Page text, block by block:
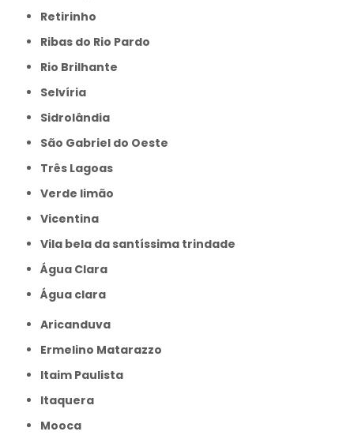
Retirinho
Ribas do Rio Pardo
Rio Brilhante
Selvíria
Sidrolândia
São Gabriel do Oeste
Três Lagoas
Verde limão
Vicentina
Vila bela da santíssima trindade
Água Clara
Água clara
Aricanduva
Ermelino Matarazzo
Itaim Paulista
Itaquera
Mooca